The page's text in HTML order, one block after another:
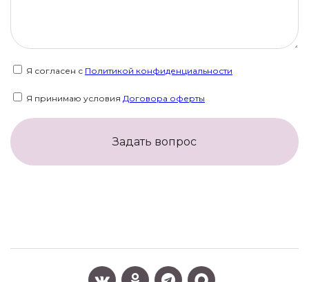
Я согласен с Политикой конфиденциальности
Я принимаю условия Договора оферты
Задать вопрос